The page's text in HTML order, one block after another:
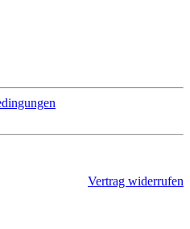
Vertrag widerrufen